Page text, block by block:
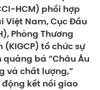
HCM) phối hợp
Việt Nam, Cục Đầu
Phòng Thương
tổ chức sự
bá “Châu Âu
và chất lượng,”
kết nối giao